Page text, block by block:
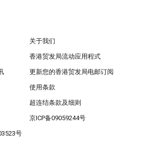
关于我们
香港贸发局流动应用程式
更新您的香港贸发局电邮订阅
使用条款
超连结条款及细则
京ICP备09059244号
号